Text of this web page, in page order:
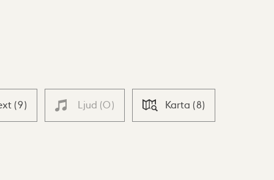
(9) Ljud (0) Karta (8)